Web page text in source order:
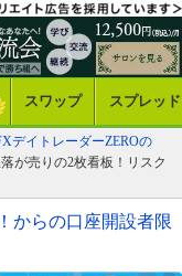
スワップ スプレッド
デイトレーダーZEROの
が売りの2枚看板！リスク
からの口座開設者限